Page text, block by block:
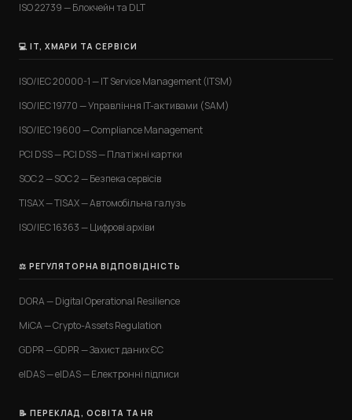
ISO 22739 — Блокчейн та DLT
💻 IT, ХМАРИ ТА СЕРВІСИ
ISO/IEC 20000-1 — IT Service Management (ITSM)
ISO/IEC 19770 — Управління IT-активами (SAM)
ISO/IEC 19600 — Compliance Management
PCI DSS — PCI DSS — Платіжні картки
SOC 2 — SOC 2 — Безпека сервісів
TISAX — TISAX — Автомобільна галузь
ISO/IEC 16363 — Цифрові архіви
⚖️ РЕГУЛЯТОРНА ВІДПОВІДНІСТЬ
DORA — Digital Operational Resilience
MiCA — Crypto-Assets Regulation
GDPR — GDPR — Захист даних ЄС
eIDAS — eIDAS — Електронні підписи
📝 ПЕРЕКЛАД, ОСВІТА ТА HR